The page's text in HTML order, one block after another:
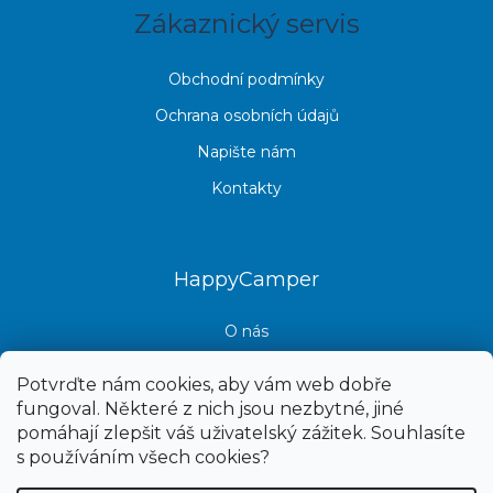
Potvrďte nám cookies, aby vám web dobře
fungoval. Některé z nich jsou nezbytné, jiné
pomáhají zlepšit váš uživatelský zážitek. Souhlasíte
s používáním všech cookies?
Zákaznický servis
Obchodní podmínky
Ochrana osobních údajů
Napište nám
Kontakty
HappyCamper
O nás